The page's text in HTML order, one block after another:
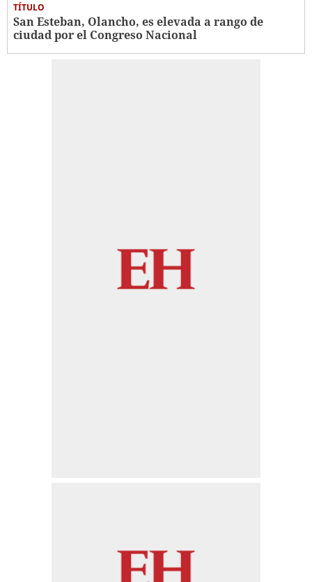
TÍTULO
San Esteban, Olancho, es elevada a rango de
ciudad por el Congreso Nacional